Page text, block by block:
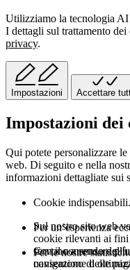
Utilizziamo la tecnologia AI
I dettagli sul trattamento
privacy.
Impostazioni Accettare
Impostazioni dei
Qui potete personalizzare
web. Di seguito e nella
informazioni dettagliate sui
Cookie indispensabili.
Sul nostro sito web
cookie rilevanti ai fini
servono a rendere
navigazione delle
Per un’esperienza
Con il consenso
consentono di
Per le nostre